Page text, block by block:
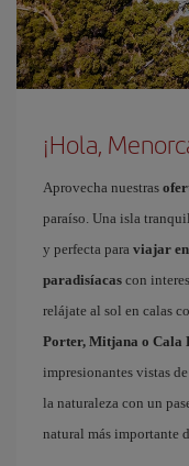
¡Hola,
Aprovecha nuestras
paraíso. Una isla
y perfecta para viajar
paradisíacas con
relájate al sol en calas
Porter, Mitjana o Cala
impresionantes vistas
la naturaleza con un
natural más importante